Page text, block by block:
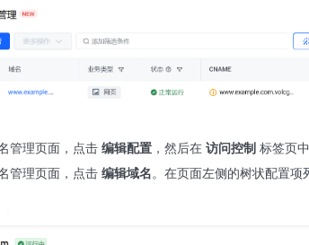
管理页面，点击 编辑配置 ，然后在 访问控制 标签页
管理页面，点击 编辑域名。在页面左侧的树状配置项